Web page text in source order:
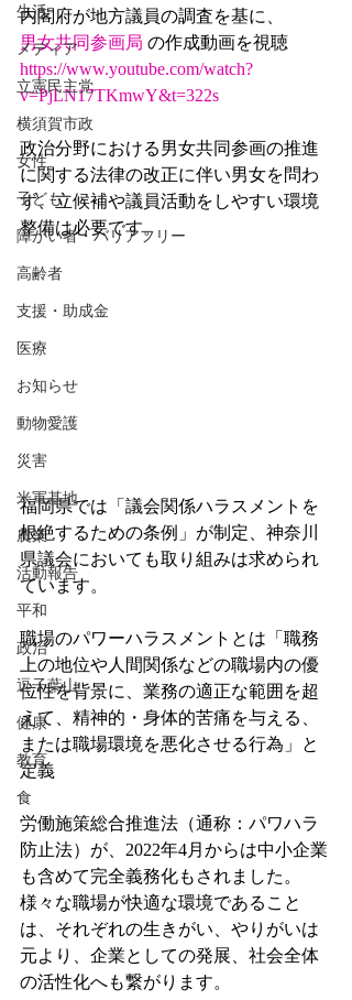
生活
メディア
立憲民主党
横須賀市政
女性
子ども
障がい者・バリアフリー
高齢者
支援・助成金
医療
お知らせ
動物愛護
災害
米軍基地
農業
活動報告
平和
政治
逗子葉山
健康
教育
食
内閣府が地方議員の調査を基に、
男女共同参画局 の作成動画を視聴
https://www.youtube.com/watch?
v=PjLN17TKmwY&t=322s
政治分野における男女共同参画の推進
に関する法律の改正に伴い男女を問わ
ず、立候補や議員活動をしやすい環境
整備は必要です。
福岡県では「議会関係ハラスメントを
根絶するための条例」が制定、神奈川
県議会においても取り組みは求められ
ています。
職場のパワーハラスメントとは「職務
上の地位や人間関係などの職場内の優
位性を背景に、業務の適正な範囲を超
えて、精神的・身体的苦痛を与える、
または職場環境を悪化させる行為」と
定義
労働施策総合推進法（通称：パワハラ
防止法）が、2022年4月からは中小企業
も含めて完全義務化もされました。
様々な職場が快適な環境であること
は、それぞれの生きがい、やりがいは
元より、企業としての発展、社会全体
の活性化へも繋がります。